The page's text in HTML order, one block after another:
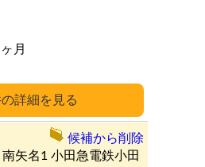
詳細
ヶ月
南矢名1 小田急電鉄小田
候補から削除